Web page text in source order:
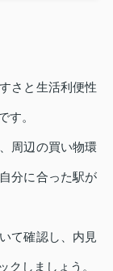
さと生活利便性
す。
周辺の買い物環
分に合った駅が
て確認し、内見
クしましょう。